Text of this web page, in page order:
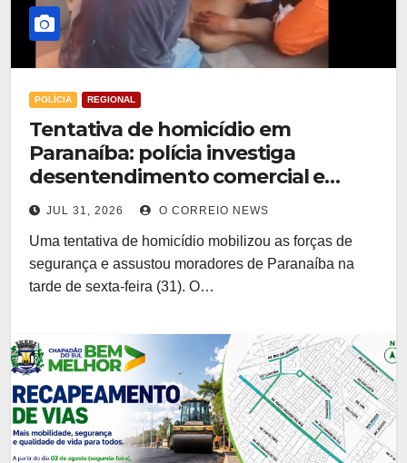
POLÍCIA REGIONAL
Tentativa de homicídio em
Paranaíba: polícia investiga
desentendimento comercial e
motivação passional
JUL 31, 2026 O CORREIO NEWS
Uma tentativa de homicídio mobilizou as forças de
segurança e assustou moradores de Paranaíba na
tarde de sexta-feira (31). O…